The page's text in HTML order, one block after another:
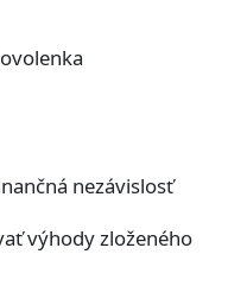
nezávislosť
výhody zloženého